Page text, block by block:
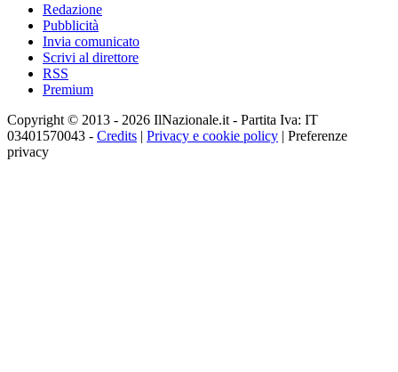
Redazione
Pubblicità
Invia comunicato
Scrivi al direttore
RSS
Premium
Copyright © 2013 - 2026 IlNazionale.it - Partita Iva: IT
03401570043 - Credits | Privacy e cookie policy | Preferenze
privacy